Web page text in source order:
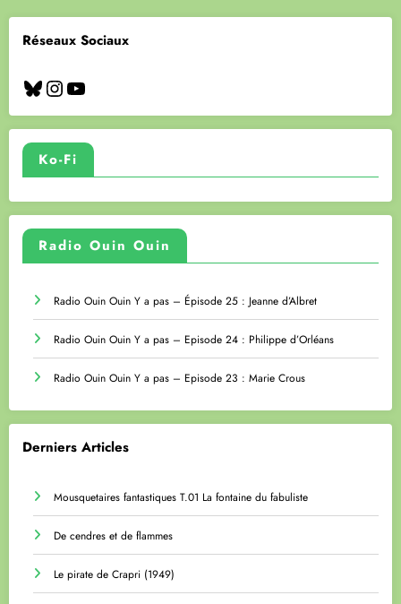
Réseaux Sociaux
Bluesky
Instagram
YouTube
Ko-Fi
Radio Ouin Ouin
Radio Ouin Ouin Y a pas – Épisode 25 : Jeanne d’Albret
Radio Ouin Ouin Y a pas – Episode 24 : Philippe d’Orléans
Radio Ouin Ouin Y a pas – Episode 23 : Marie Crous
Derniers Articles
Mousquetaires fantastiques T.01 La fontaine du fabuliste
De cendres et de flammes
Le pirate de Crapri (1949)